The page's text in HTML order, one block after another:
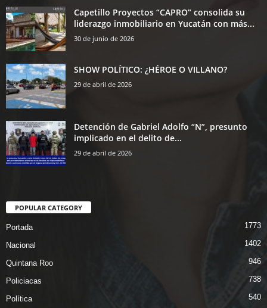
Capetillo Proyectos “CAPRO” consolida su
liderazgo inmobiliario en Yucatán con más...
30 de junio de 2026
SHOW POLÍTICO: ¿HÉROE O VILLANO?
29 de abril de 2026
Detención de Gabriel Adolfo “N”, presunto
implicado en el delito de...
29 de abril de 2026
POPULAR CATEGORY
Portada 1773
Nacional 1402
Quintana Roo 946
Policiacas 738
Política 540